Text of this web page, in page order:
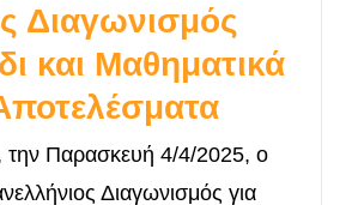
Διαγωνισμός
και Μαθηματικά
την Παρασκευή 4/4/2025, ο
Διαγωνισμός για